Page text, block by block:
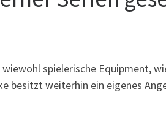
spielerische Equipment,
besitzt weiterhin ein eigenes